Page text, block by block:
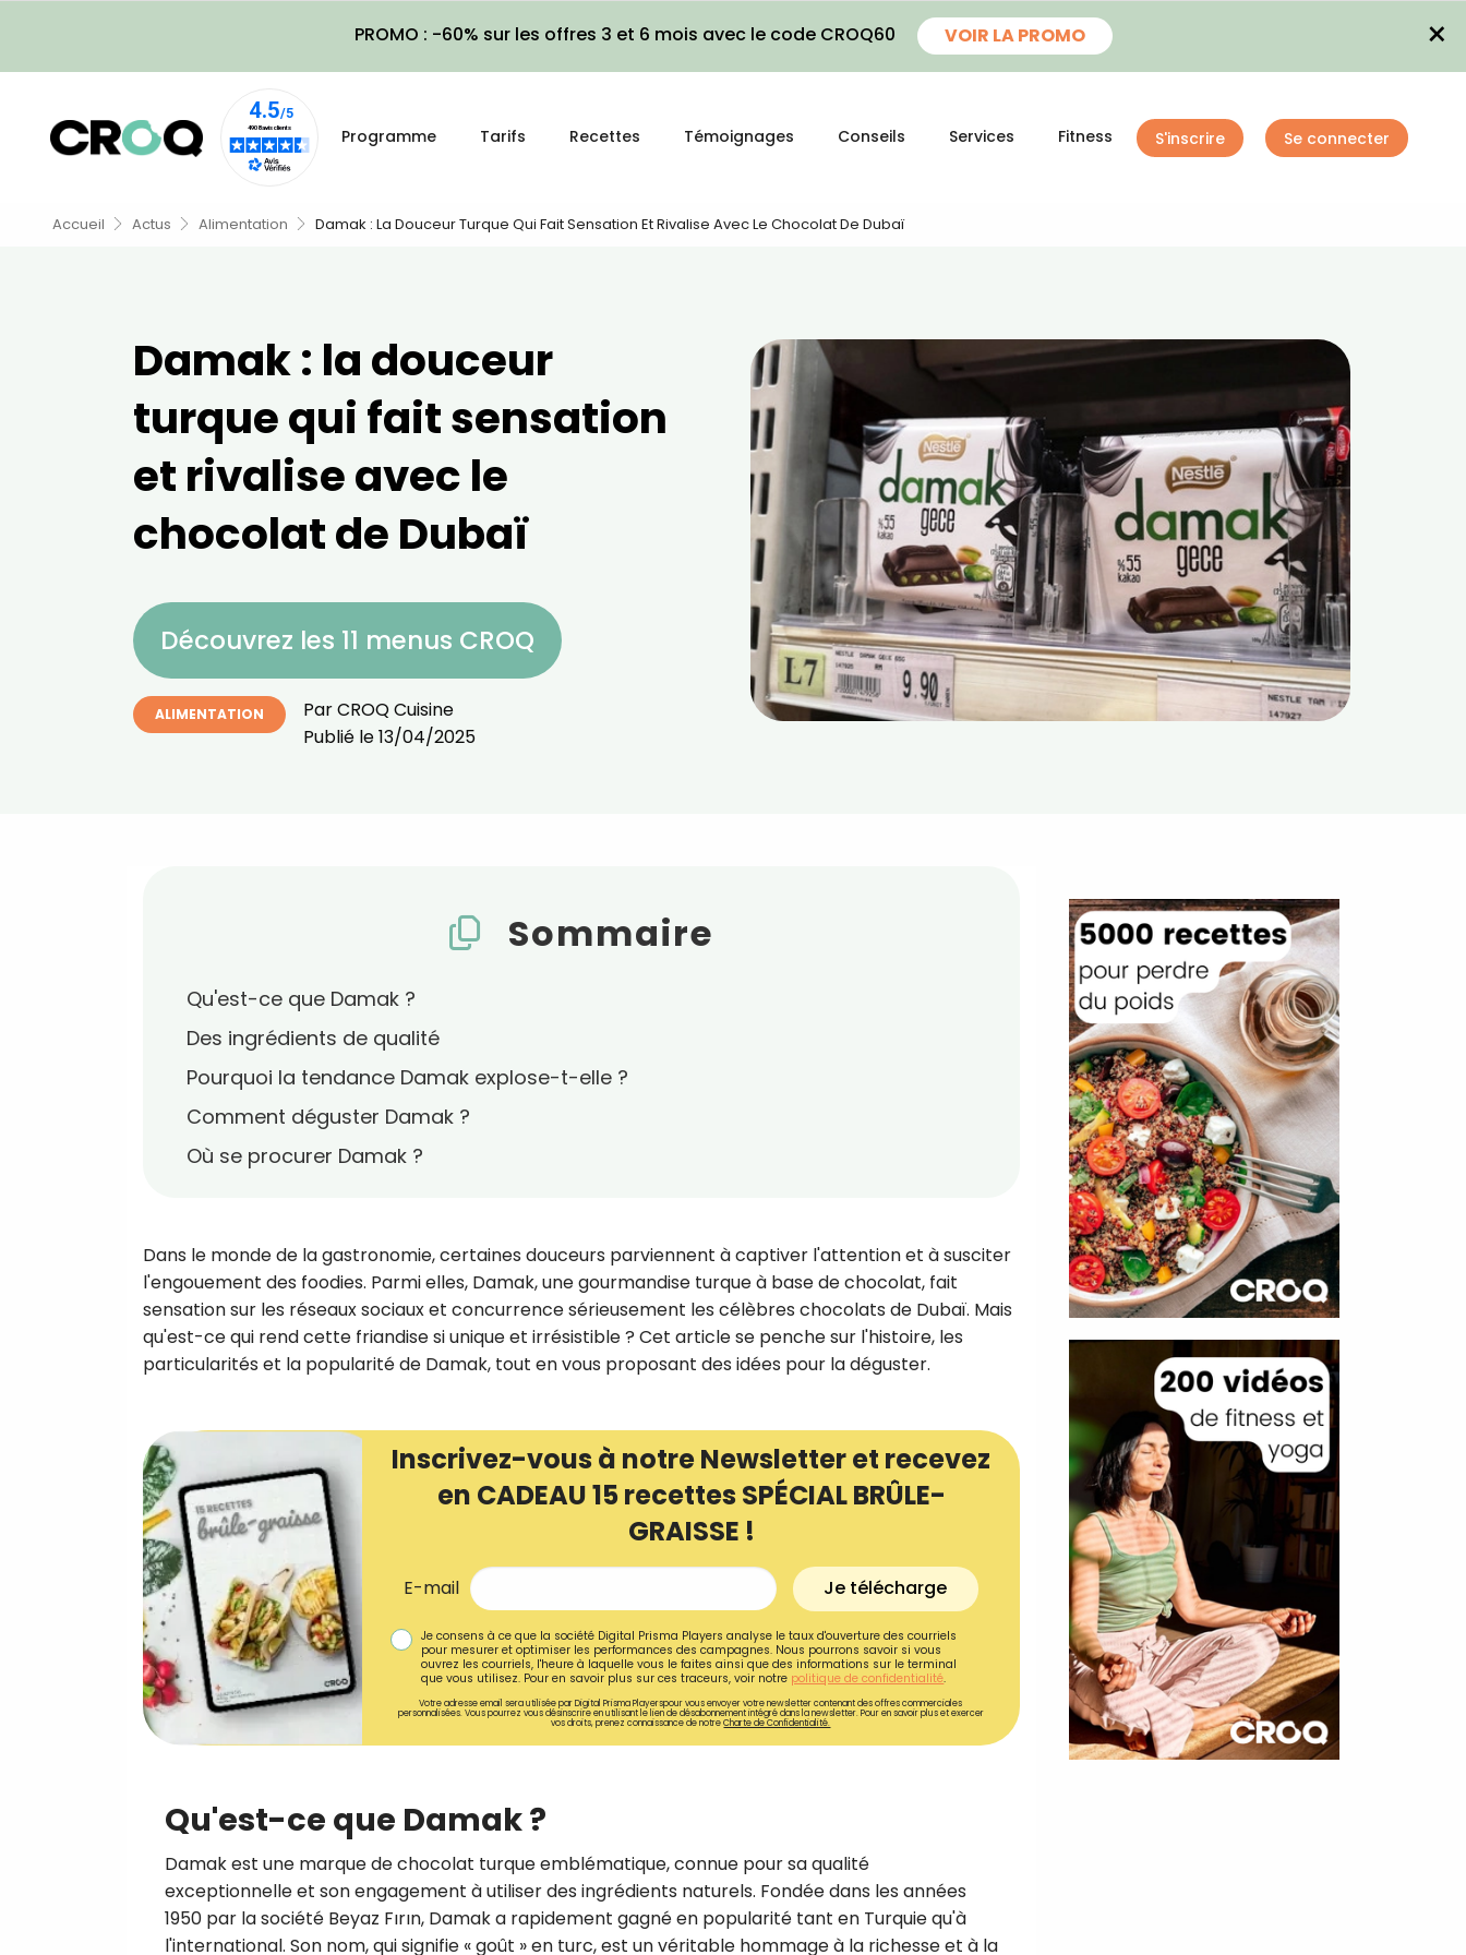
PROMO : -60% sur les offres 3 et 6 mois avec le code CROQ60 VOIR LA PROMO ×
Programme Tarifs Recettes Témoignages Conseils Services Fitness S'inscrire Se connecter
Accueil Actus Alimentation Damak : La Douceur Turque Qui Fait Sensation Et Rivalise Avec Le Chocolat De Dubaï
Damak : la douceur
turque qui fait sensation
et rivalise avec le
chocolat de Dubaï
Découvrez les 11 menus CROQ
ALIMENTATION ParCROQ Cuisine
Publié le13/04/2025
Sommaire
Qu'est-ce que Damak ?
Des ingrédients de qualité
Pourquoi la tendance Damak explose-t-elle ?
Comment déguster Damak ?
Où se procurer Damak ?
Dans le monde de la gastronomie, certaines douceurs parviennent à captiver l'attention et à susciter
l'engouement des foodies. Parmi elles, Damak, une gourmandise turque à base de chocolat, fait
sensation sur les réseaux sociaux et concurrence sérieusement les célèbres chocolats de Dubaï. Mais
qu'est-ce qui rend cette friandise si unique et irrésistible ? Cet article se penche sur l'histoire, les
particularités et la popularité de Damak, tout en vous proposant des idées pour la déguster.
Inscrivez-vous à notre Newsletter et recevez
en CADEAU 15 recettes SPÉCIAL BRÛLE-
GRAISSE !
E-mail Je télécharge
Je consens à ce que la société Digital Prisma Players analyse le taux d'ouverture des courriels
pour mesurer et optimiser les performances des campagnes. Nous pourrons savoir si vous
ouvrez les courriels, l'heure à laquelle vous le faites ainsi que des informations sur le terminal
que vous utilisez. Pour en savoir plus sur ces traceurs, voir notre politique de confidentialité.
Votre adresse email sera utilisée par Digital Prisma Playerspour vous envoyer votre newsletter contenant des offres commerciales
personnalisées. Vous pourrez vous désinscrire en utilisant le lien de désabonnement intégré dans la newsletter. Pour en savoir plus et exercer
vos droits, prenez connaissance de notreCharte de Confidentialité.
Qu'est-ce que Damak ?
Damak est une marque de chocolat turque emblématique, connue pour sa qualité
exceptionnelle et son engagement à utiliser des ingrédients naturels. Fondée dans les années
1950 par la société Beyaz Fırın, Damak a rapidement gagné en popularité tant en Turquie qu'à
l'international. Son nom, qui signifie « goût » en turc, est un véritable hommage à la richesse et à la
recettes inédites de CROQ
!
Ainsi que la newsletter promotionnelle de